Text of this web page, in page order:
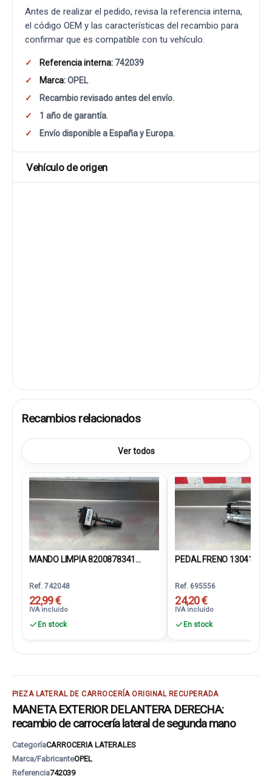
Antes de realizar el pedido, revisa la referencia interna,
el código OEM y las características del recambio para
confirmar que es compatible con tu vehículo.
Referencia interna: 742039
Marca:OPEL
Recambio revisado antes del envío.
1 año de garantía.
Envío disponible a España y Europa.
Vehículo de origen
Recambios relacionados
Ver todos
MANDO LIMPIA 8200878341...
Ref. 742048
22,99 €
IVA incluido
En stock
PEDAL FRENO 130419
Ref. 695556
24,20 €
IVA incluido
En stock
PIEZA LATERAL DE CARROCERÍA ORIGINAL RECUPERADA
MANETA EXTERIOR DELANTERA DERECHA:
recambio de carrocería lateral de segunda mano
CategoríaCARROCERIA LATERALES
Marca/FabricanteOPEL
Referencia742039